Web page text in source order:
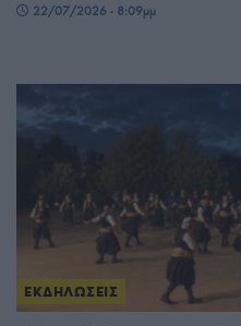
22/07/2026 - 8:09μμ
ΕΚΔΗΛΩΣΕΙΣ